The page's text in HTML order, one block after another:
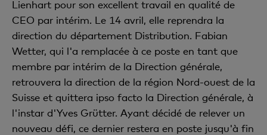
Lienhart pour son excellent travail en qualité de
CEO par intérim. Le 14 avril, elle reprendra la
direction du département Distribution. Fabian
Wetter, qui l'a remplacée à ce poste en tant que
membre par intérim de la Direction générale,
retrouvera la direction de la région Nord-ouest de la
Suisse et quittera ipso facto la Direction générale, à
l'instar d'Yves Grütter. Ayant décidé de relever un
nouveau défi, ce dernier restera en poste jusqu'à fin